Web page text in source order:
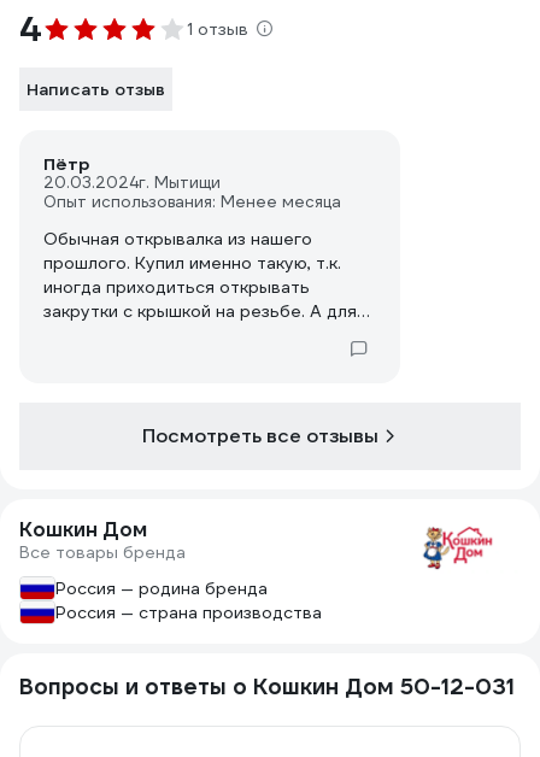
4 1 отзыв
Написать отзыв
Пётр
20.03.2024г. Мытищи
Опыт использования: Менее месяца
Обычная открывалка из нашего
прошлого. Купил именно такую, т.к.
иногда приходиться открывать
закрутки с крышкой на резьбе. А для
подходит как нельзя лучше. Качество
думаю там подводных камней не
Посмотреть все отзывы
Кошкин Дом
Все товары бренда
Россия — родина бренда
Россия — страна производства
Вопросы и ответы о Кошкин Дом 50-12-031